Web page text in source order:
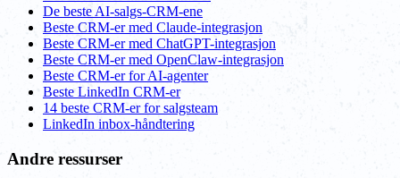
De beste AI-salgs-CRM-ene
Beste CRM-er med Claude-integrasjon
Beste CRM-er med ChatGPT-integrasjon
Beste CRM-er med OpenClaw-integrasjon
Beste CRM-er for AI-agenter
Beste LinkedIn CRM-er
14 beste CRM-er for salgsteam
LinkedIn inbox-håndtering
Andre ressurser